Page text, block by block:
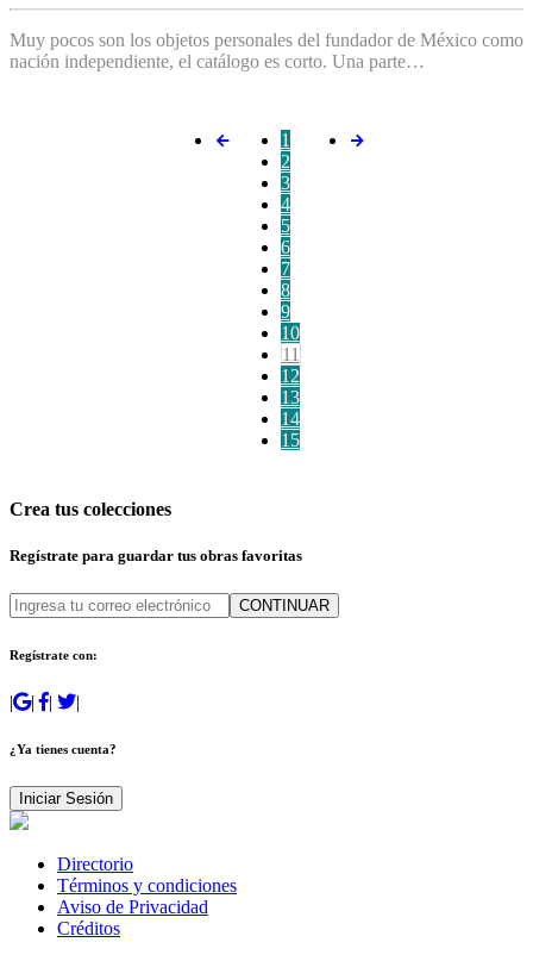
Muy pocos son los objetos personales del fundador de México como
nación independiente, el catálogo es corto. Una parte…
1
2
3
4
5
6
7
8
9
10
11
12
13
14
15
Crea tus colecciones
Regístrate para guardar tus obras favoritas
CONTINUAR
Regístrate con:
| | | |
¿Ya tienes cuenta?
Iniciar Sesión
Directorio
Términos y condiciones
Aviso de Privacidad
Créditos